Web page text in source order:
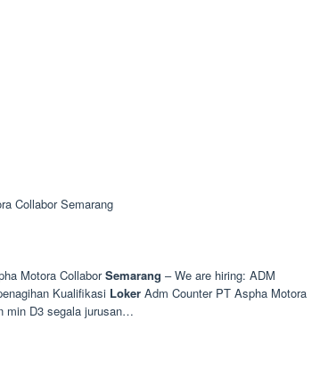
Collabor Semarang
Motora CollaborSemarang – We are hiring: ADM
Kualifikasi Loker Adm Counter PT Aspha Motora
min D3 segala jurusan…